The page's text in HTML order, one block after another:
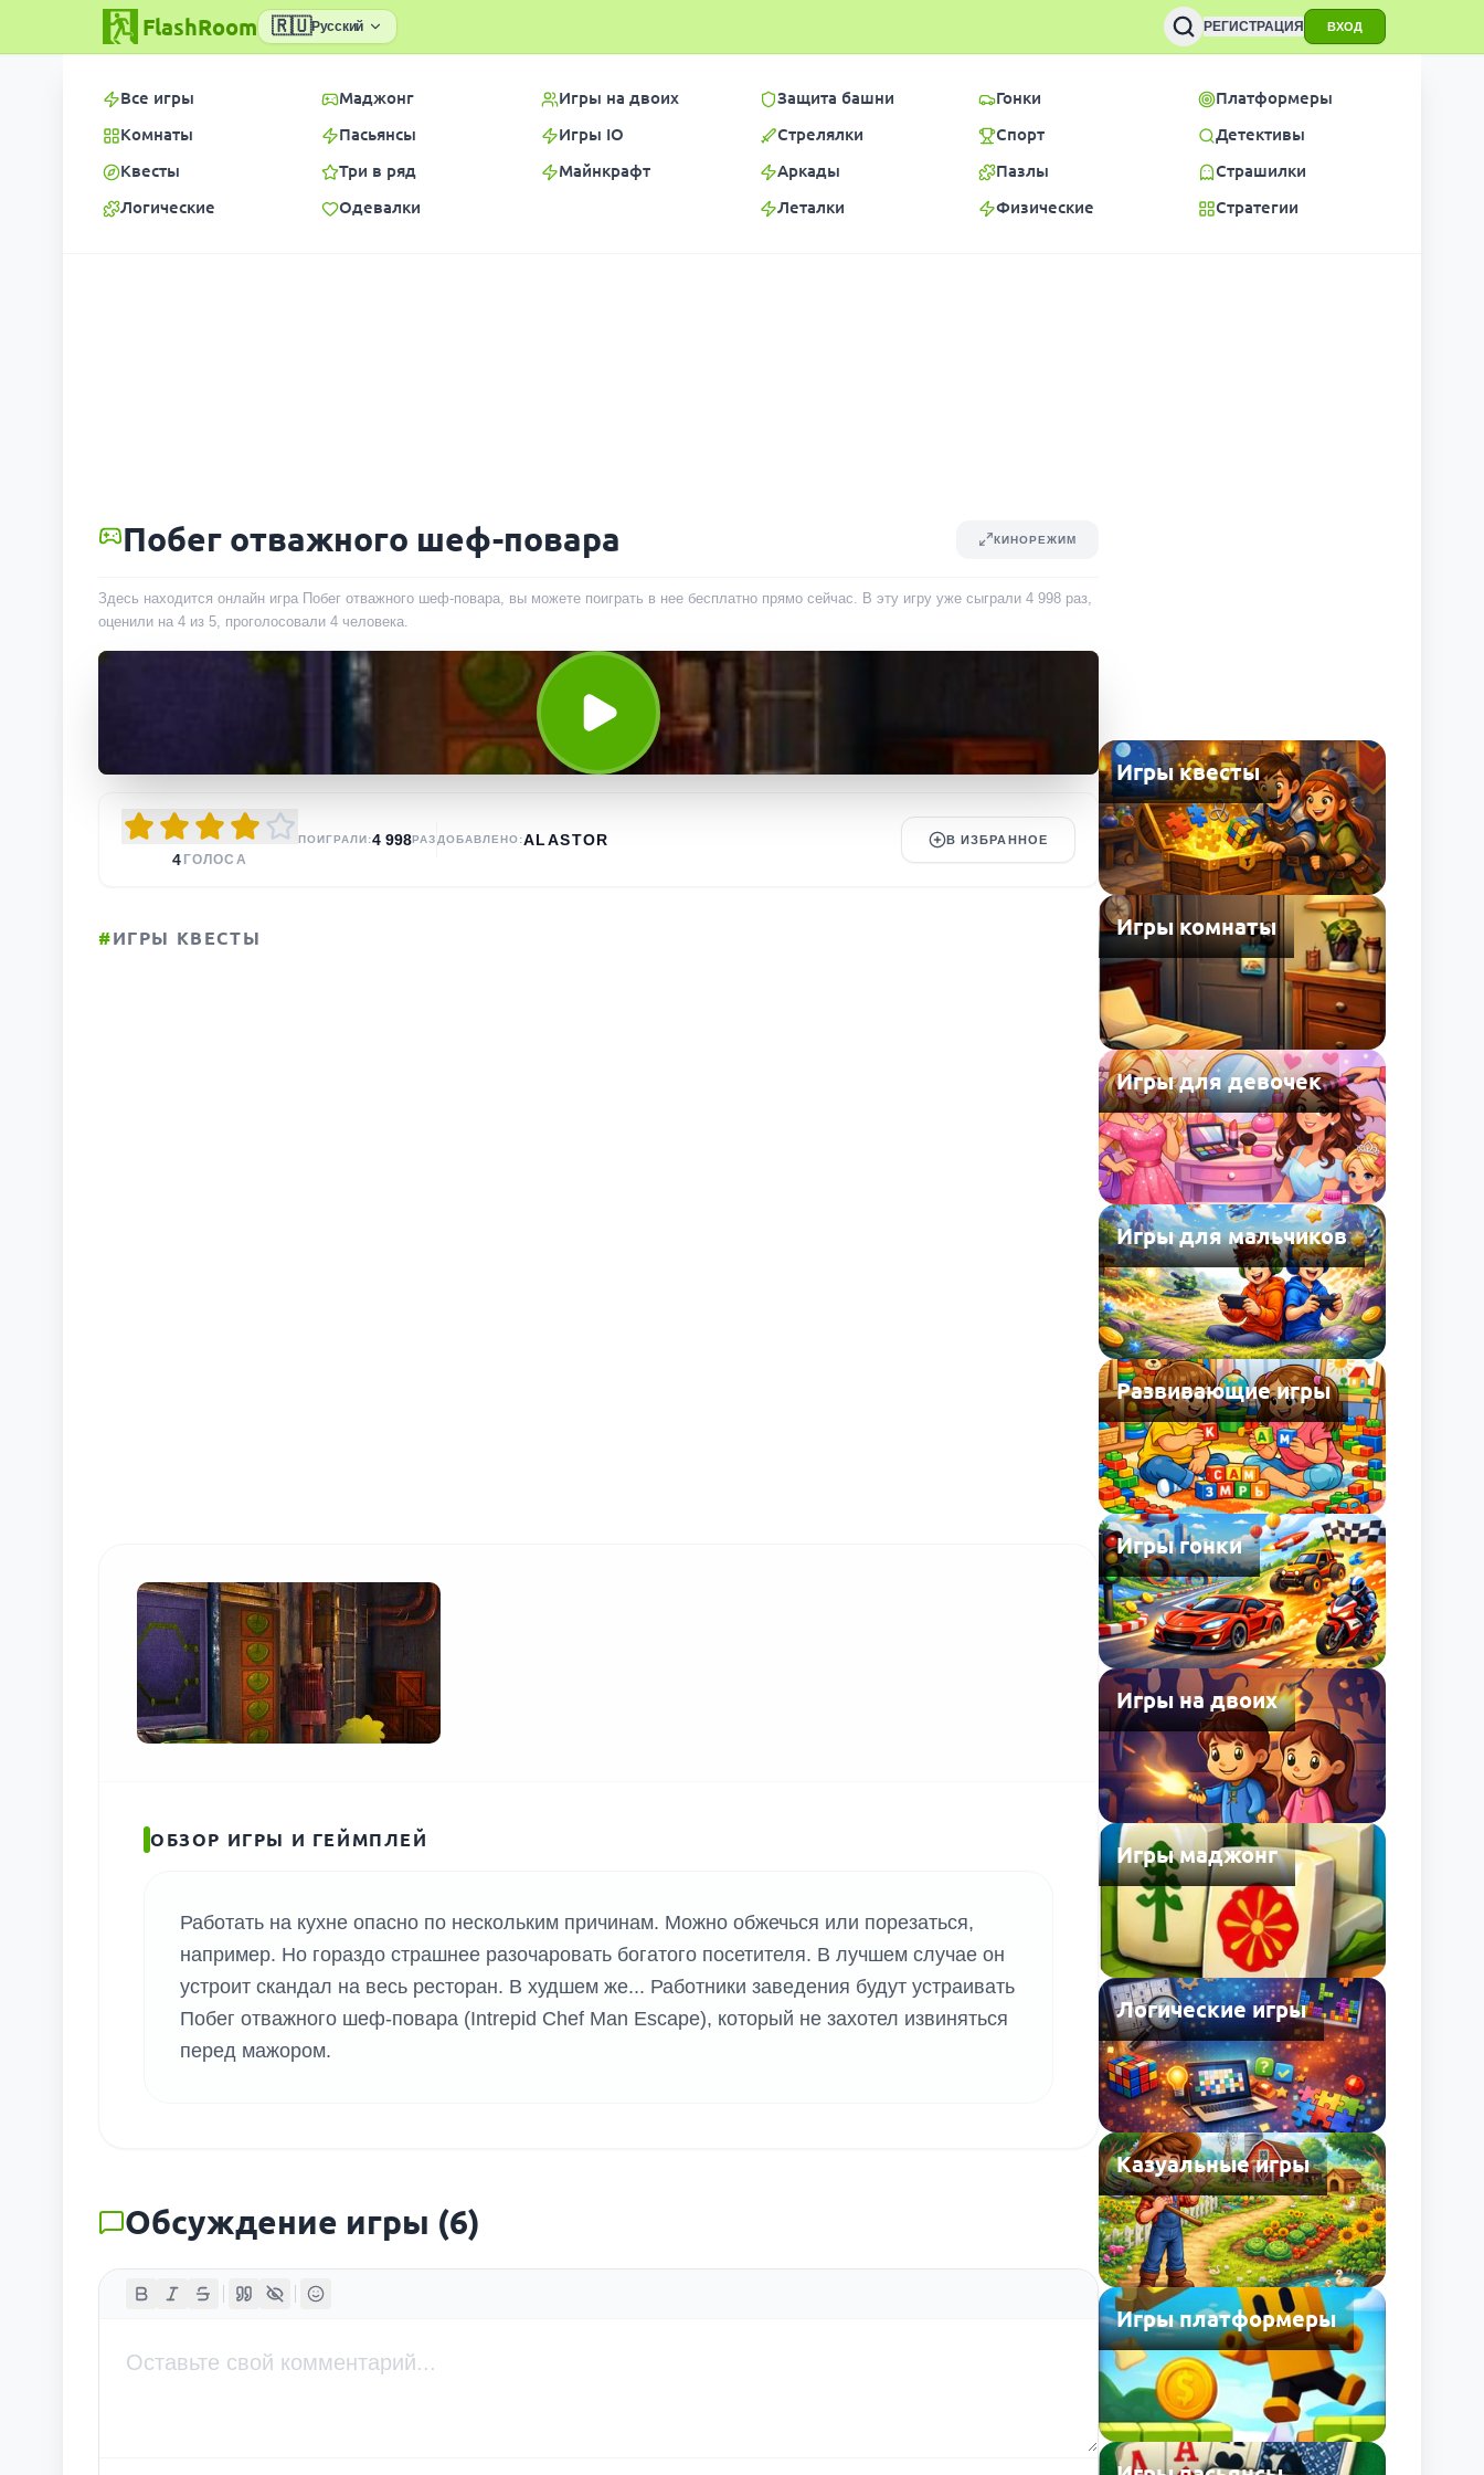
FlashRoom 🇷🇺Русский РЕГИСТРАЦИЯ ВХОД
Все игры
Комнаты
Квесты
Логические
Маджонг
Пасьянсы
Три в ряд
Одевалки
Игры на двоих
Игры IO
Майнкрафт
Защита башни
Стрелялки
Аркады
Леталки
Гонки
Спорт
Пазлы
Физические
Платформеры
Детективы
Страшилки
Стратегии
Побег отважного шеф-повара КИНОРЕЖИМ
Здесь находится онлайн игра Побег отважного шеф-повара, вы можете поиграть в нее бесплатно прямо сейчас. В эту игру уже сыграли 4 998 раз,
оценили на 4 из 5, проголосовали 4 человека.
4 ГОЛОСА
ПОИГРАЛИ:4 998РАЗ ДОБАВЛЕНО:ALASTOR В ИЗБРАННОЕ
#ИГРЫ КВЕСТЫ
ОБЗОР ИГРЫ И ГЕЙМПЛЕЙ
Работать на кухне опасно по нескольким причинам. Можно обжечься или порезаться,
например. Но гораздо страшнее разочаровать богатого посетителя. В лучшем случае он
устроит скандал на весь ресторан. В худшем же... Работники заведения будут устраивать
Побег отважного шеф-повара (Intrepid Chef Man Escape), который не захотел извиняться
перед мажором.
Обсуждение игры (6)
Игры квесты
Игры комнаты
Игры для девочек
Игры для мальчиков
Развивающие игры
Игры гонки
Игры на двоих
Игры маджонг
Логические игры
Казуальные игры
Игры платформеры